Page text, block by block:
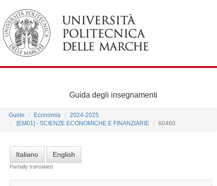
Guida degli insegnamenti
Guide Economia
2024-2025
[EM01] - SCIENZE ECONOMICHE E FINANZIARIE
60460
Italiano English
Partially translated